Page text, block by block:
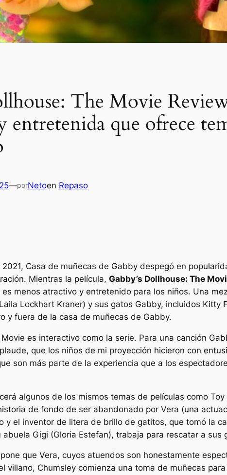
The Movie
entretenida que ofrece
—porNetoen Repaso
Casa de muñecas de Gabby despegó en
Mientras la película, Gabby’s Dollhouse: The
menos atractivo y entretenido para los niños. Una
Lockhart Kraner) y sus gatos Gabby, incluidos Kitty
y fuera de la casa de muñecas de Gabby.
es interactivo como la serie. Para una canción
que los niños de mi proyección hicieron con
son más parte de la experiencia que a los
algunos de los mismos temas de películas como Toy
de fondo de ser abandonado por Vera (una
y el inventor de litera de brillo de gatitos, que tomó la
Gigi (Gloria Estefan), trabaja para rescatar a sus
que Vera, cuyos atuendos son honestamente
villano, Chumsley comienza una toma de muñecas